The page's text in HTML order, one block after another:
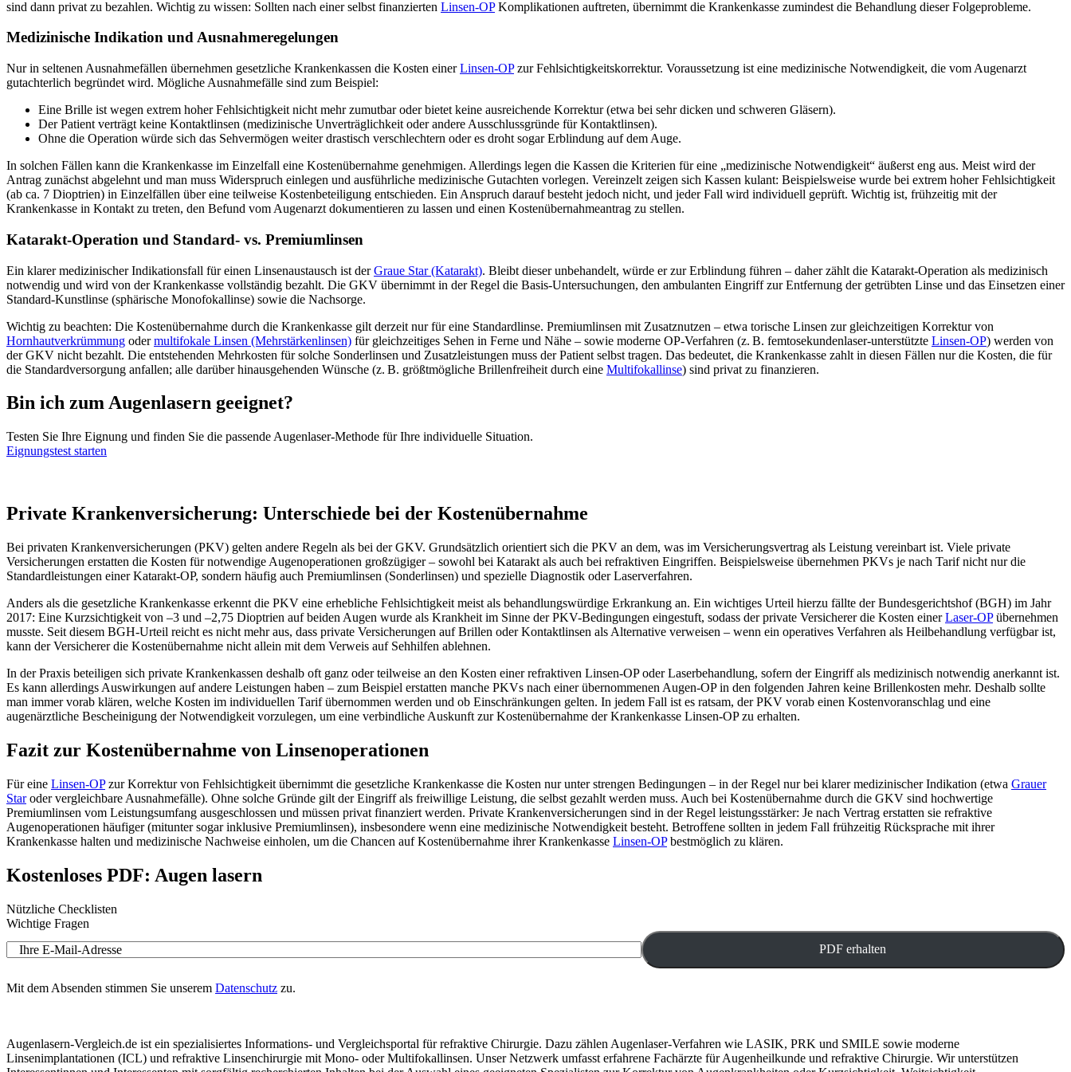
sind dann privat zu bezahlen. Wichtig zu wissen: Sollten nach einer selbst finanzierten Linsen-OPKomplikationen auftreten, übernimmt die Krankenkasse zumindest die Behandlung dieser Folgeprobleme.
Medizinische Indikation und Ausnahmeregelungen
Nur in seltenen Ausnahmefällen übernehmen gesetzliche Krankenkassen die Kosten einerLinsen-OPzur Fehlsichtigkeitskorrektur. Voraussetzung ist eine medizinische Notwendigkeit, die vom Augenarzt
gutachterlich begründet wird. Mögliche Ausnahmefälle sind zum Beispiel:
Eine Brille ist wegen extrem hoher Fehlsichtigkeit nicht mehr zumutbar oder bietet keine ausreichende Korrektur (etwa bei sehr dicken und schweren Gläsern).
Der Patient verträgt keine Kontaktlinsen (medizinische Unverträglichkeit oder andere Ausschlussgründe für Kontaktlinsen).
Ohne die Operation würde sich das Sehvermögen weiter drastisch verschlechtern oder es droht sogar Erblindung auf dem Auge.
In solchen Fällen kann die Krankenkasse im Einzelfall eine Kostenübernahme genehmigen. Allerdings legen die Kassen die Kriterien für eine „medizinische Notwendigkeit“ äußerst eng aus. Meist wird der
Antrag zunächst abgelehnt und man muss Widerspruch einlegen und ausführliche medizinische Gutachten vorlegen. Vereinzelt zeigen sich Kassen kulant: Beispielsweise wurde bei extrem hoher Fehlsichtigkeit
(ab ca. 7 Dioptrien) in Einzelfällen über eine teilweise Kostenbeteiligung entschieden. Ein Anspruch darauf besteht jedoch nicht, und jeder Fall wird individuell geprüft. Wichtig ist, frühzeitig mit der
Krankenkasse in Kontakt zu treten, den Befund vom Augenarzt dokumentieren zu lassen und einen Kostenübernahmeantrag zu stellen.
Katarakt-Operation und Standard- vs. Premiumlinsen
Ein klarer medizinischer Indikationsfall für einen Linsenaustausch ist derGraue Star (Katarakt). Bleibt dieser unbehandelt, würde er zur Erblindung führen – daher zählt die Katarakt-Operation als medizinisch
notwendig und wird von der Krankenkasse vollständig bezahlt. Die GKV übernimmt in der Regel die Basis-Untersuchungen, den ambulanten Eingriff zur Entfernung der getrübten Linse und das Einsetzen einer
Standard-Kunstlinse (sphärische Monofokallinse) sowie die Nachsorge.
Wichtig zu beachten: Die Kostenübernahme durch die Krankenkasse gilt derzeit nur für eine Standardlinse. Premiumlinsen mit Zusatznutzen – etwa torische Linsen zur gleichzeitigen Korrektur von
Hornhautverkrümmung odermultifokale Linsen (Mehrstärkenlinsen) für gleichzeitiges Sehen in Ferne und Nähe – sowie moderne OP-Verfahren (z. B. femtosekundenlaser-unterstützte Linsen-OP) werden von
der GKV nicht bezahlt. Die entstehenden Mehrkosten für solche Sonderlinsen und Zusatzleistungen muss der Patient selbst tragen. Das bedeutet, die Krankenkasse zahlt in diesen Fällen nur die Kosten, die für
die Standardversorgung anfallen; alle darüber hinausgehenden Wünsche (z. B. größtmögliche Brillenfreiheit durch eine Multifokallinse) sind privat zu finanzieren.
Bin ich zum Augenlasern geeignet?
Testen Sie Ihre Eignung und finden Sie die passende Augenlaser-Methode für Ihre individuelle Situation.
Eignungstest starten
Private Krankenversicherung: Unterschiede bei der Kostenübernahme
Bei privaten Krankenversicherungen (PKV) gelten andere Regeln als bei der GKV. Grundsätzlich orientiert sich die PKV an dem, was im Versicherungsvertrag als Leistung vereinbart ist. Viele private
Versicherungen erstatten die Kosten für notwendige Augenoperationen großzügiger – sowohl bei Katarakt als auch bei refraktiven Eingriffen. Beispielsweise übernehmen PKVs je nach Tarif nicht nur die
Standardleistungen einer Katarakt-OP, sondern häufig auch Premiumlinsen (Sonderlinsen) und spezielle Diagnostik oder Laserverfahren.
Anders als die gesetzliche Krankenkasse erkennt die PKV eine erhebliche Fehlsichtigkeit meist als behandlungswürdige Erkrankung an. Ein wichtiges Urteil hierzu fällte der Bundesgerichtshof (BGH) im Jahr
2017: Eine Kurzsichtigkeit von –3 und –2,75 Dioptrien auf beiden Augen wurde als Krankheit im Sinne der PKV-Bedingungen eingestuft, sodass der private Versicherer die Kosten einerLaser-OPübernehmen
musste. Seit diesem BGH-Urteil reicht es nicht mehr aus, dass private Versicherungen auf Brillen oder Kontaktlinsen als Alternative verweisen – wenn ein operatives Verfahren als Heilbehandlung verfügbar ist,
kann der Versicherer die Kostenübernahme nicht allein mit dem Verweis auf Sehhilfen ablehnen.
In der Praxis beteiligen sich private Krankenkassen deshalb oft ganz oder teilweise an den Kosten einer refraktiven Linsen-OP oder Laserbehandlung, sofern der Eingriff als medizinisch notwendig anerkannt ist.
Es kann allerdings Auswirkungen auf andere Leistungen haben – zum Beispiel erstatten manche PKVs nach einer übernommenen Augen-OP in den folgenden Jahren keine Brillenkosten mehr. Deshalb sollte
man immer vorab klären, welche Kosten im individuellen Tarif übernommen werden und ob Einschränkungen gelten. In jedem Fall ist es ratsam, der PKV vorab einen Kostenvoranschlag und eine
augenärztliche Bescheinigung der Notwendigkeit vorzulegen, um eine verbindliche Auskunft zur Kostenübernahme der Krankenkasse Linsen-OP zu erhalten.
Fazit zur Kostenübernahme von Linsenoperationen
Für eine Linsen-OPzur Korrektur von Fehlsichtigkeit übernimmt die gesetzliche Krankenkasse die Kosten nur unter strengen Bedingungen – in der Regel nur bei klarer medizinischer Indikation (etwa Grauer
Staroder vergleichbare Ausnahmefälle). Ohne solche Gründe gilt der Eingriff als freiwillige Leistung, die selbst gezahlt werden muss. Auch bei Kostenübernahme durch die GKV sind hochwertige
Premiumlinsen vom Leistungsumfang ausgeschlossen und müssen privat finanziert werden. Private Krankenversicherungen sind in der Regel leistungsstärker: Je nach Vertrag erstatten sie refraktive
Augenoperationen häufiger (mitunter sogar inklusive Premiumlinsen), insbesondere wenn eine medizinische Notwendigkeit besteht. Betroffene sollten in jedem Fall frühzeitig Rücksprache mit ihrer
Krankenkasse halten und medizinische Nachweise einholen, um die Chancen auf Kostenübernahme ihrer Krankenkasse Linsen-OPbestmöglich zu klären.
Kostenloses PDF: Augen lasern
Nützliche Checklisten
Wichtige Fragen
Ihre E-Mail-Adresse
Mit dem Absenden stimmen Sie unserem Datenschutz zu.
Augenlasern-Vergleich.de ist ein spezialisiertes Informations- und Vergleichsportal für refraktive Chirurgie. Dazu zählen Augenlaser-Verfahren wie LASIK, PRK und SMILE sowie moderne
Linsenimplantationen (ICL) und refraktive Linsenchirurgie mit Mono- oder Multifokallinsen. Unser Netzwerk umfasst erfahrene Fachärzte für Augenheilkunde und refraktive Chirurgie. Wir unterstützen